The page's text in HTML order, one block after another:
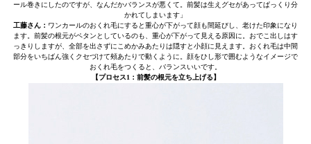
ール巻きにしたのですが、なんだかバランスが悪くて。前髪は生えグセがあってぱっくり分
かれてしまいます」
工藤さん： ワンカールのおくれ毛にすると重心が下がって顔も間延びし、老けた印象になり
ます。前髪の根元がペタンとしているのも、重心が下がって見える原因に。おでこ出しはす
っきりしますが、全部を出さずにこめかみあたりは隠すと小顔に見えます。おくれ毛は中間
部分をいちばん強くクセづけて頰あたりで動くように。顔をひし形で囲むようなイメージで
おくれ毛をつくると、バランスいいです。
【プロセス1：前髪の根元を立ち上げる】